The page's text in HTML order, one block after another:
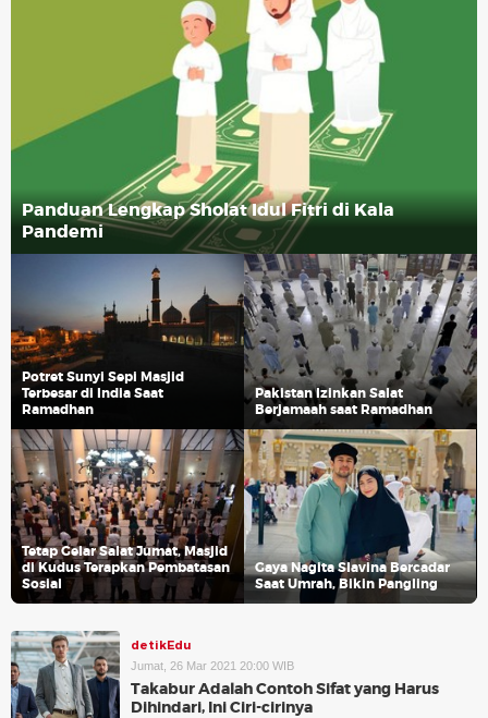
Panduan Lengkap Sholat Idul Fitri di Kala
Pandemi
Potret Sunyi Sepi Masjid
Terbesar di India Saat
Ramadhan
Pakistan Izinkan Salat
Berjamaah saat Ramadhan
Tetap Gelar Salat Jumat, Masjid
di Kudus Terapkan Pembatasan
Sosial
Gaya Nagita Slavina Bercadar
Saat Umrah, Bikin Pangling
detikEdu
Jumat, 26 Mar 2021 20:00 WIB
Takabur Adalah Contoh Sifat yang Harus
Dihindari, Ini Ciri-cirinya